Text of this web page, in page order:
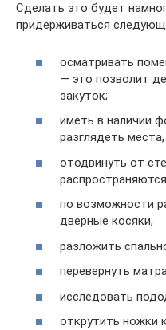
Сделать это будет
придерживаться
осматривать
— это позволит
закуток;
иметь в наличии
разглядеть
отодвинуть от
по возможности
дверные косяки;
разложить
перевернуть
исследовать
открутить ножки